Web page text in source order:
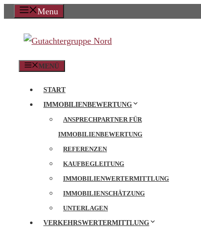
Zum
springen
Menu
MENÜ
START
IMMOBILIENBEWERTUNG
ANSPRECHPARTNER FÜR
IMMOBILIENBEWERTUNG
REFERENZEN
KAUFBEGLEITUNG
IMMOBILIENWERTERMITTLUNG
IMMOBILIENSCHÄTZUNG
UNTERLAGEN
VERKEHRSWERTERMITTLUNG